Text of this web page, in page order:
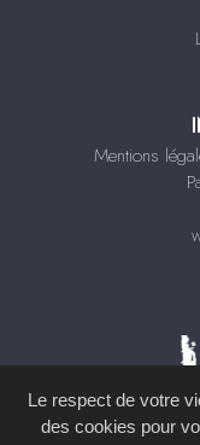
Mentions
Le respect de votre
des cookies pour